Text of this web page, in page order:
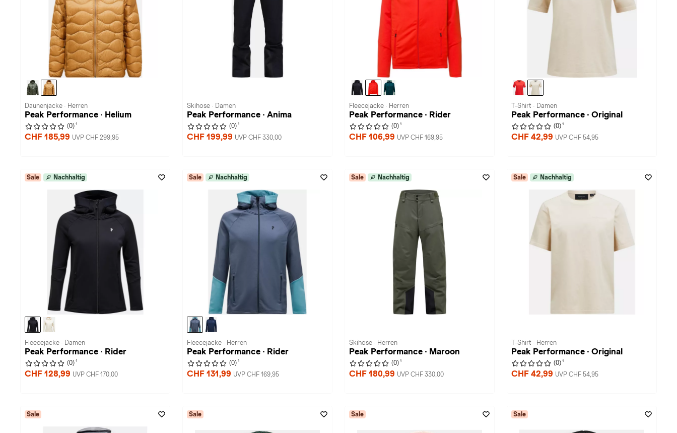
Daunenjacke · Herren
Peak Performance · Helium
(0) 1
CHF 185,99 UVP CHF 299,95
Skihose · Damen
Peak Performance · Anima
(0) 1
CHF 199,99 UVP CHF 330,00
Fleecejacke · Herren
Peak Performance · Rider
(0) 1
CHF 106,99 UVP CHF 169,95
T-Shirt · Damen
Peak Performance · Original
(0) 1
CHF 42,99 UVP CHF 54,95
Sale Nachhaltig
Fleecejacke · Damen
Peak Performance · Rider
(0) 1
CHF 128,99 UVP CHF 170,00
Sale Nachhaltig
Fleecejacke · Herren
Peak Performance · Rider
(0) 1
CHF 131,99 UVP CHF 169,95
Sale Nachhaltig
Skihose · Herren
Peak Performance · Maroon
(0) 1
CHF 180,99 UVP CHF 330,00
Sale Nachhaltig
T-Shirt · Herren
Peak Performance · Original
(0) 1
CHF 42,99 UVP CHF 54,95
Sale Sale Sale Sale